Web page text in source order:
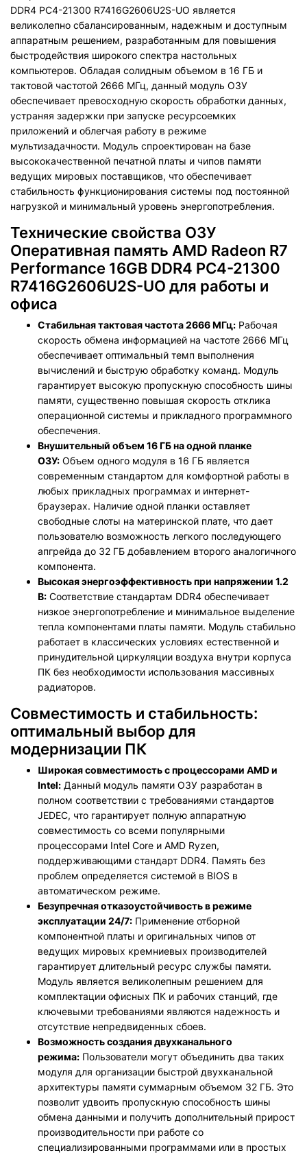
DDR4 PC4-21300 R7416G2606U2S-UO является
великолепно сбалансированным, надежным и доступным
аппаратным решением, разработанным для повышения
быстродействия широкого спектра настольных
компьютеров. Обладая солидным объемом в 16 ГБ и
тактовой частотой 2666 МГц, данный модуль ОЗУ
обеспечивает превосходную скорость обработки данных,
устраняя задержки при запуске ресурсоемких
приложений и облегчая работу в режиме
мультизадачности. Модуль спроектирован на базе
высококачественной печатной платы и чипов памяти
ведущих мировых поставщиков, что обеспечивает
стабильность функционирования системы под постоянной
нагрузкой и минимальный уровень энергопотребления.
Технические свойства ОЗУ
Оперативная память AMD Radeon R7
Performance 16GB DDR4 PC4-21300
R7416G2606U2S-UO для работы и
офиса
Стабильная тактовая частота 2666 МГц: Рабочая
скорость обмена информацией на частоте 2666 МГц
обеспечивает оптимальный темп выполнения
вычислений и быструю обработку команд. Модуль
гарантирует высокую пропускную способность шины
памяти, существенно повышая скорость отклика
операционной системы и прикладного программного
обеспечения.
Внушительный объем 16 ГБ на одной планке
ОЗУ: Объем одного модуля в 16 ГБ является
современным стандартом для комфортной работы в
любых прикладных программах и интернет-
браузерах. Наличие одной планки оставляет
свободные слоты на материнской плате, что дает
пользователю возможность легкого последующего
апгрейда до 32 ГБ добавлением второго аналогичного
компонента.
Высокая энергоэффективность при напряжении 1.2
В: Соответствие стандартам DDR4 обеспечивает
низкое энергопотребление и минимальное выделение
тепла компонентами платы памяти. Модуль стабильно
работает в классических условиях естественной и
принудительной циркуляции воздуха внутри корпуса
ПК без необходимости использования массивных
радиаторов.
Совместимость и стабильность:
оптимальный выбор для
модернизации ПК
Широкая совместимость с процессорами AMD и
Intel: Данный модуль памяти ОЗУ разработан в
полном соответствии с требованиями стандартов
JEDEC, что гарантирует полную аппаратную
совместимость со всеми популярными
процессорами Intel Core и AMD Ryzen,
поддерживающими стандарт DDR4. Память без
проблем определяется системой в BIOS в
автоматическом режиме.
Безупречная отказоустойчивость в режиме
эксплуатации 24/7: Применение отборной
компонентной платы и оригинальных чипов от
ведущих мировых кремниевых производителей
гарантирует длительный ресурс службы памяти.
Модуль является великолепным решением для
комплектации офисных ПК и рабочих станций, где
ключевыми требованиями являются надежность и
отсутствие непредвиденных сбоев.
Возможность создания двухканального
режима: Пользователи могут объединить два таких
модуля для организации быстрой двухканальной
архитектуры памяти суммарным объемом 32 ГБ. Это
позволит удвоить пропускную способность шины
обмена данными и получить дополнительный прирост
производительности при работе со
специализированными программами или в простых